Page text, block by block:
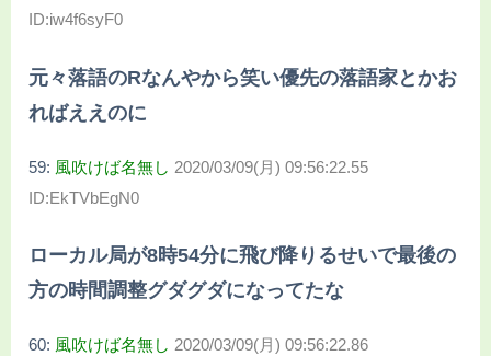
ID:iw4f6syF0
元々落語のRなんやから笑い優先の落語家とかお
ればええのに
59: 風吹けば名無し 2020/03/09(月) 09:56:22.55
ID:EkTVbEgN0
ローカル局が8時54分に飛び降りるせいで最後の
方の時間調整グダグダになってたな
60: 風吹けば名無し 2020/03/09(月) 09:56:22.86